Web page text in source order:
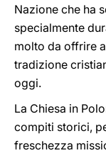
Nazione che ha
specialmente
molto da offrire
tradizione
oggi.
La Chiesa in
compiti storici,
freschezza